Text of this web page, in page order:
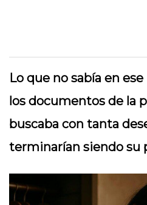
Lo que no sabía en
los documentos de la
buscaba con tanta
terminarían siendo su